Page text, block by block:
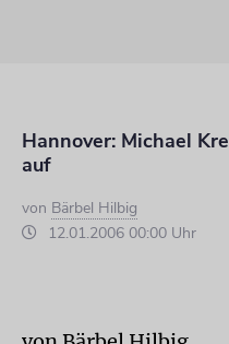
Hannover: Michael
auf
von Bärbel Hilbig
12.01.2006 00:00 Uhr